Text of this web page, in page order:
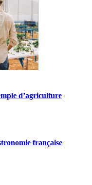
d’agriculture
française